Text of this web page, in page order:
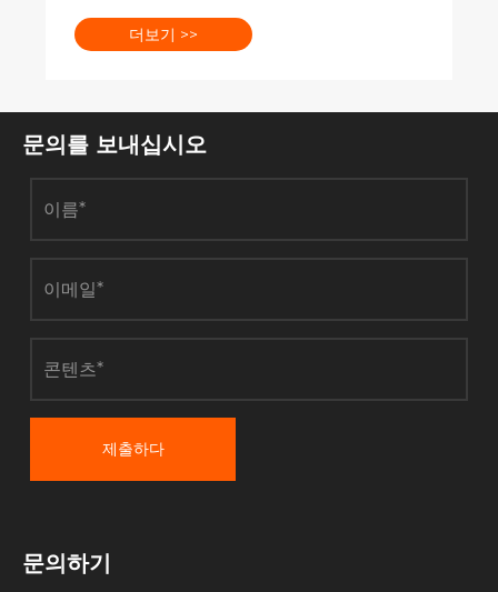
더보기 >>
문의를 보내십시오
제출하다
문의하기